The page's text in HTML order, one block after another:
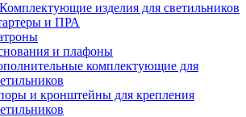
Комплектующие изделия для светильников
и ПРА
и плафоны
комплектующие для
и кронштейны для крепления